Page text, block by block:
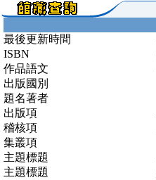
最後更新時間
ISBN
作品語文
出版國別
題名著者
出版項
稽核項
集叢項
主題標題
主題標題